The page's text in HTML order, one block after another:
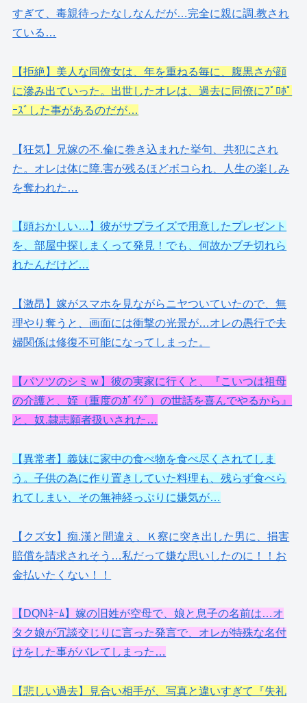
すぎて、毒親待ったなしなんだが…完全に親に調.教され
ている…
【拒絶】美人な同僚女は、年を重ねる毎に、腹黒さが顔
に滲み出ていった。出世したオレは、過去に同僚にﾌﾟﾛﾎﾟ
ｰｽﾞした事があるのだが…
【狂気】兄嫁の不.倫に巻き込まれた挙句、共犯にされ
た。オレは体に障.害が残るほどボコられ、人生の楽しみ
を奪われた…
【頭おかしい…】彼がサプライズで用意したプレゼント
を、部屋中探しまくって発見！でも、何故かブチ切れら
れたんだけど…
【激昂】嫁がスマホを見ながらニヤついていたので、無
理やり奪うと、画面には衝撃の光景が…オレの愚行で夫
婦関係は修復不可能になってしまった。
【パソツのシミｗ】彼の実家に行くと、『こいつは祖母
の介護と、姪（重度のｶﾞｲｼﾞ）の世話を喜んでやるから』
と、奴.隷志願者扱いされた…
【異常者】義妹に家中の食べ物を食べ尽くされてしま
う。子供の為に作り置きしていた料理も、残らず食べら
れてしまい、その無神経っぷりに嫌気が…
【クズ女】痴.漢と間違え、Ｋ察に突き出した男に、損害
賠償を請求されそう…私だって嫌な思いしたのに！！お
金払いたくない！！
【DQNﾈｰﾑ】嫁の旧姓が空母で、娘と息子の名前は…オ
タク娘が冗談交じりに言った発言で、オレが特殊な名付
けをした事がバレてしまった…
【悲しい過去】見合い相手が、写真と違いすぎて『失礼